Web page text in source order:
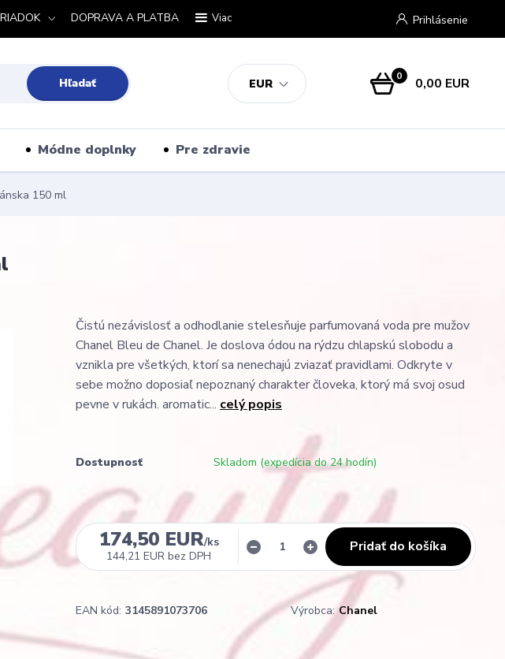
DOPRAVA A PLATBA Viac
EUR
Prihlásenie
Hľadať 0 0,00 EUR
Módne doplnky Pre zdravie
150 ml
Čistú nezávislosť a odhodlanie stelesňuje parfumovaná voda pre mužov
Chanel Bleu de Chanel. Je doslova ódou na rýdzu chlapskú slobodu a
vznikla pre všetkých, ktorí sa nenechajú zviazať pravidlami. Odkryte v
sebe možno doposiaľ nepoznaný charakter človeka, ktorý má svoj osud
pevne v rukách. aromatic... celý popis
Dostupnosť Skladom (expedícia do 24 hodín)
174,50 EUR/ks
144,21 EUR bez DPH
Pridať do košíka
EAN kód: 3145891073706 Výrobca: Chanel